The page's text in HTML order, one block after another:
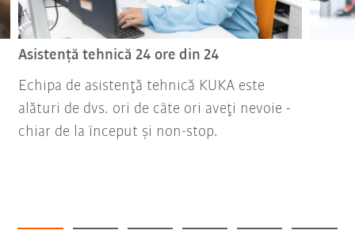
Asistenţă tehnică 24 ore din 24
Echipa de asistenţă tehnică KUKA este
alături de dvs. ori de câte ori aveţi nevoie -
chiar de la început şi non-stop.